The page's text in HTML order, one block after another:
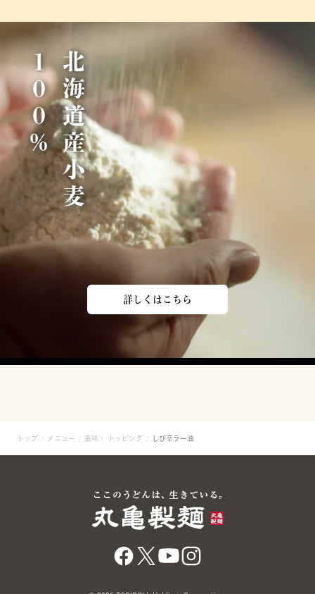
北
海
道
産
小
麦
1
0
0
％
詳しくはこちら
トップ メニュー 薬味・ トッピング しび辛ラー油